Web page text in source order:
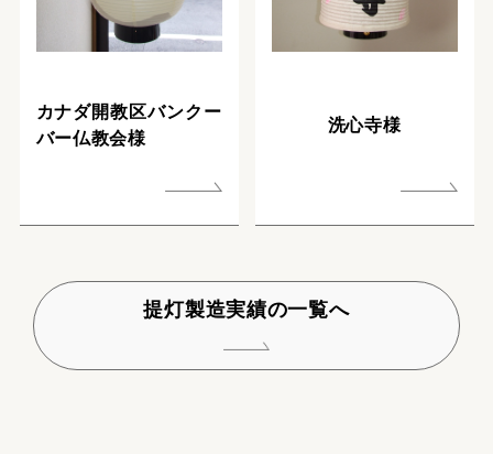
カナダ開教区バンクー
バー仏教会様
洗心寺様
提灯製造実績の一覧へ